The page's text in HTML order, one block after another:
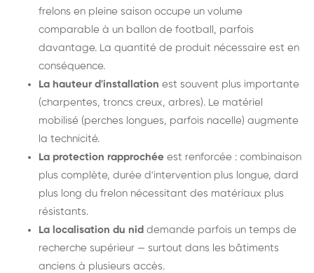
frelons en pleine saison occupe un volume
comparable à un ballon de football, parfois
davantage. La quantité de produit nécessaire est en
conséquence.
La hauteur d'installation est souvent plus importante
(charpentes, troncs creux, arbres). Le matériel
mobilisé (perches longues, parfois nacelle) augmente
la technicité.
La protection rapprochée est renforcée : combinaison
plus complète, durée d'intervention plus longue, dard
plus long du frelon nécessitant des matériaux plus
résistants.
La localisation du nid demande parfois un temps de
recherche supérieur — surtout dans les bâtiments
anciens à plusieurs accès.